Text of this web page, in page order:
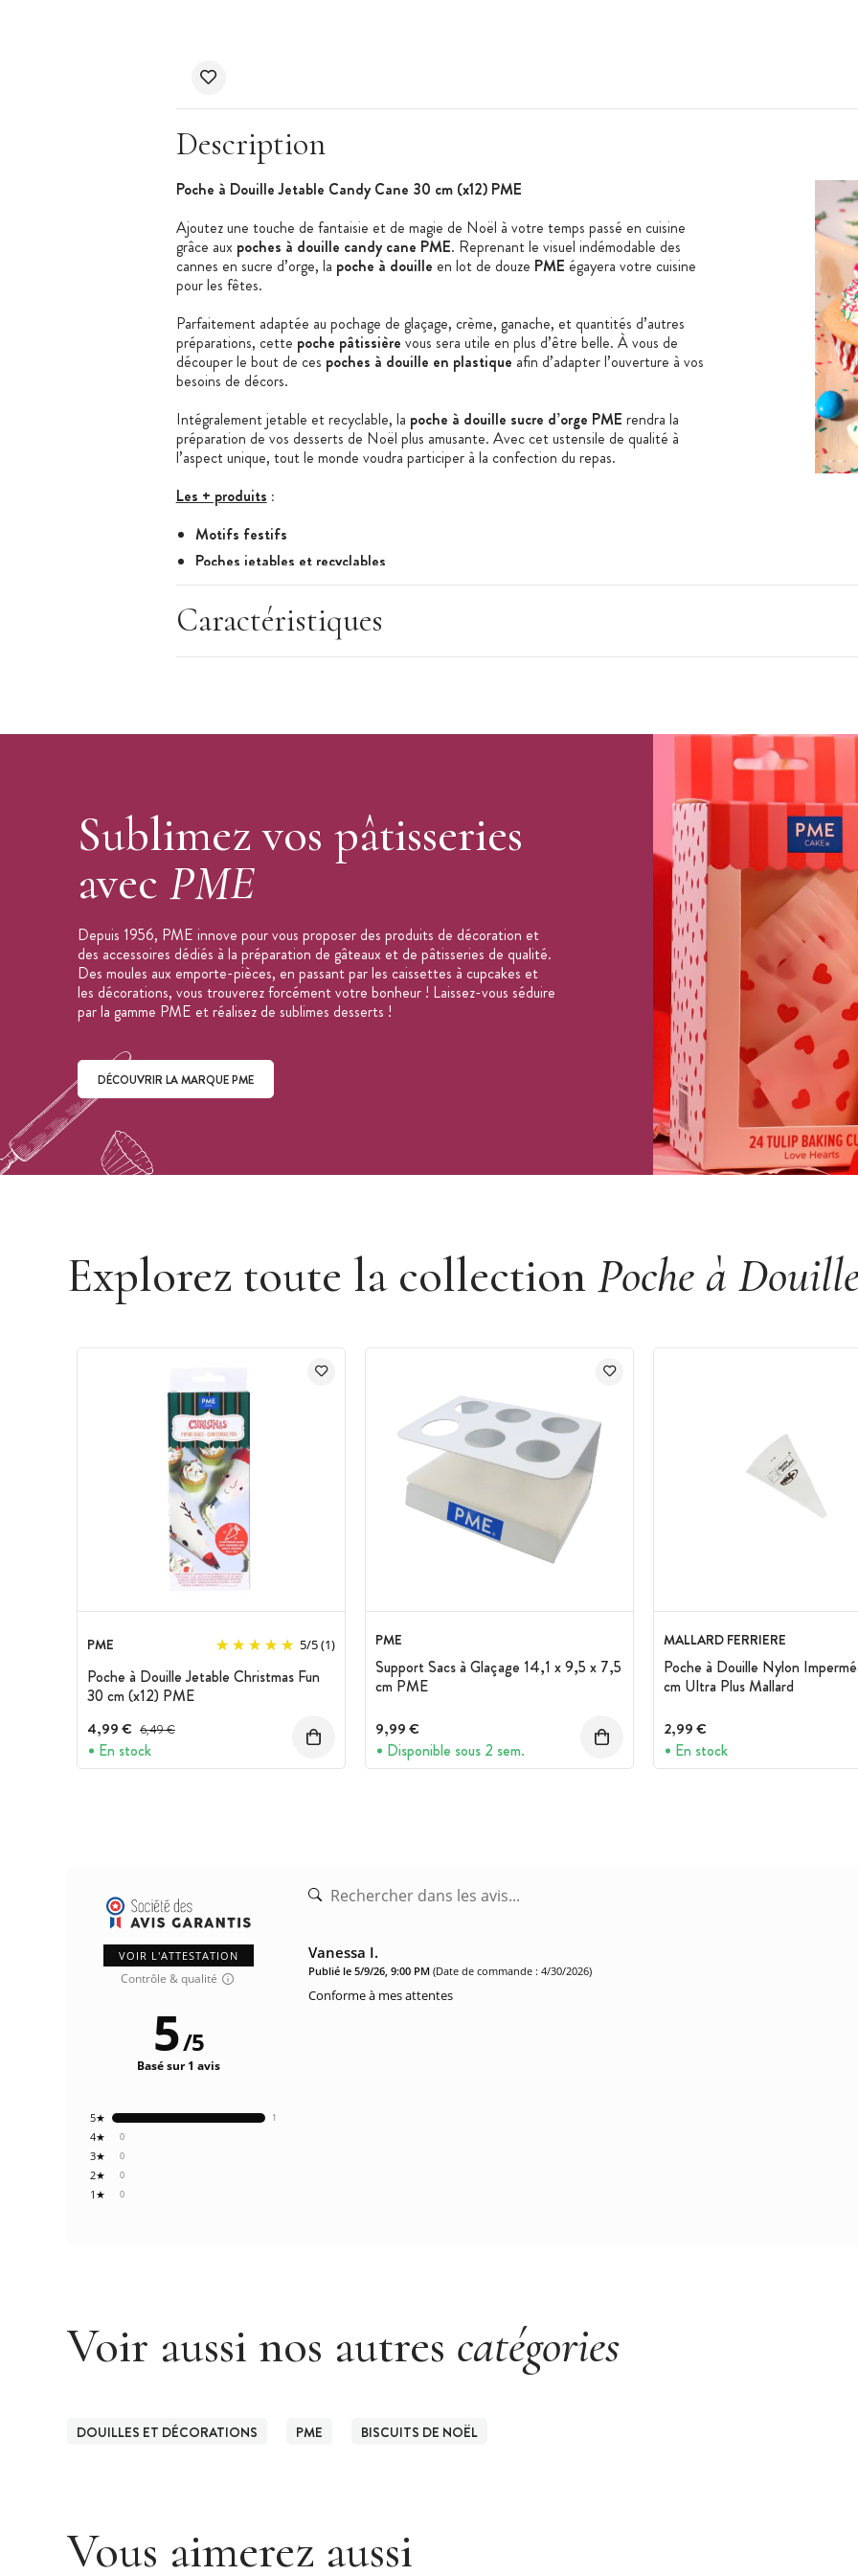
Description
Poche à Douille Jetable Candy Cane 30 cm (x12) PME
Ajoutez une touche de fantaisie et de magie de Noël à votre temps passé en cuisine
grâce aux poches à douille candy cane PME. Reprenant le visuel indémodable des
cannes en sucre d’orge, la poche à douille en lot de douze PME égayera votre cuisine
pour les fêtes.
Parfaitement adaptée au pochage de glaçage, crème, ganache, et quantités d’autres
préparations, cette poche pâtissière vous sera utile en plus d’être belle. À vous de
découper le bout de ces poches à douille en plastique afin d’adapter l’ouverture à vos
besoins de décors.
Intégralement jetable et recyclable, la poche à douille sucre d’orge PME rendra la
préparation de vos desserts de Noël plus amusante. Avec cet ustensile de qualité à
l’aspect unique, tout le monde voudra participer à la confection du repas.
Les + produits :
Motifs festifs
Poches jetables et recyclables
Idéal pour les glaçages
Caractéristiques des Poches à Douilles
Marque : PME
Caractéristiques
Sublimez vos pâtisseries
avec PME
Depuis 1956, PME innove pour vous proposer des produits de décoration et
des accessoires dédiés à la préparation de gâteaux et de pâtisseries de qualité.
Des moules aux emporte-pièces, en passant par les caissettes à cupcakes et
les décorations, vous trouverez forcément votre bonheur ! Laissez-vous séduire
par la gamme PME et réalisez de sublimes desserts !
DÉCOUVRIR LA MARQUE PME
Explorez toute la collection Poche à
PME 5/5(1)
Poche à Douille Jetable Christmas Fun
30 cm (x12) PME
4,99 € Prix avant réduction :
6,49 €
En stock
PME
Support Sacs à Glaçage 14,1 x 9,5 x 7,5
cm PME
9,99 €
Disponible sous 2 sem.
MALLARD FERRIERE
Poche à Douille Nylon
cm Ultra Plus Mallard
2,99 €
En stock
VOIR L'ATTESTATION
Contrôle & qualité
0
1★
0
2★
0
3★
0
4★
1
5★
5/5
Basé sur 1 avis
Vanessa I.
Publié le 5/9/26, 9:00 PM (Date de commande : 4/30/2026)
Conforme à mes attentes
Voir aussi nos autres catégories
DOUILLES ET DÉCORATIONS PME BISCUITS DE NOËL
Vous aimerez aussi